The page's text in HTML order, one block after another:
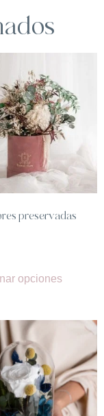
preservadas
opciones